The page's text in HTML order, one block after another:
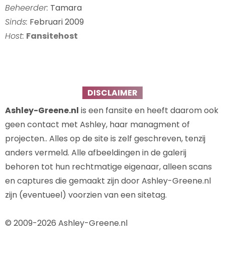
Beheerder: Tamara
Sinds: Februari 2009
Host: Fansitehost
DISCLAIMER
Ashley-Greene.nl is een fansite en heeft daarom ook
geen contact met Ashley, haar managment of
projecten.. Alles op de site is zelf geschreven, tenzij
anders vermeld. Alle afbeeldingen in de galerij
behoren tot hun rechtmatige eigenaar, alleen scans
en captures die gemaakt zijn door Ashley-Greene.nl
zijn (eventueel) voorzien van een sitetag.
© 2009-2026 Ashley-Greene.nl